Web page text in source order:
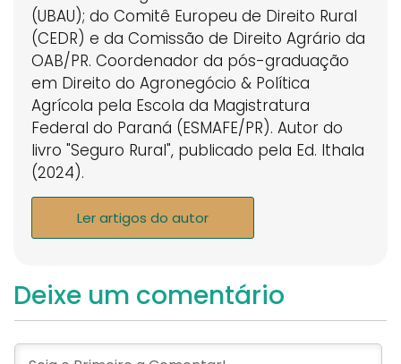
(UBAU); do Comitê Europeu de Direito Rural
(CEDR) e da Comissão de Direito Agrário da
OAB/PR. Coordenador da pós-graduação
em Direito do Agronegócio & Política
Agrícola pela Escola da Magistratura
Federal do Paraná (ESMAFE/PR). Autor do
livro "Seguro Rural", publicado pela Ed. Ithala
(2024).
Ler artigos do autor
Deixe um comentário